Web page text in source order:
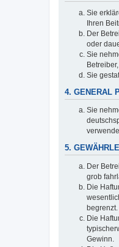
Sie
Ihren
Der
oder
Sie
Sie
4. GENERAL
Sie
5.
Der
grob
Die
Die
Gewinn.